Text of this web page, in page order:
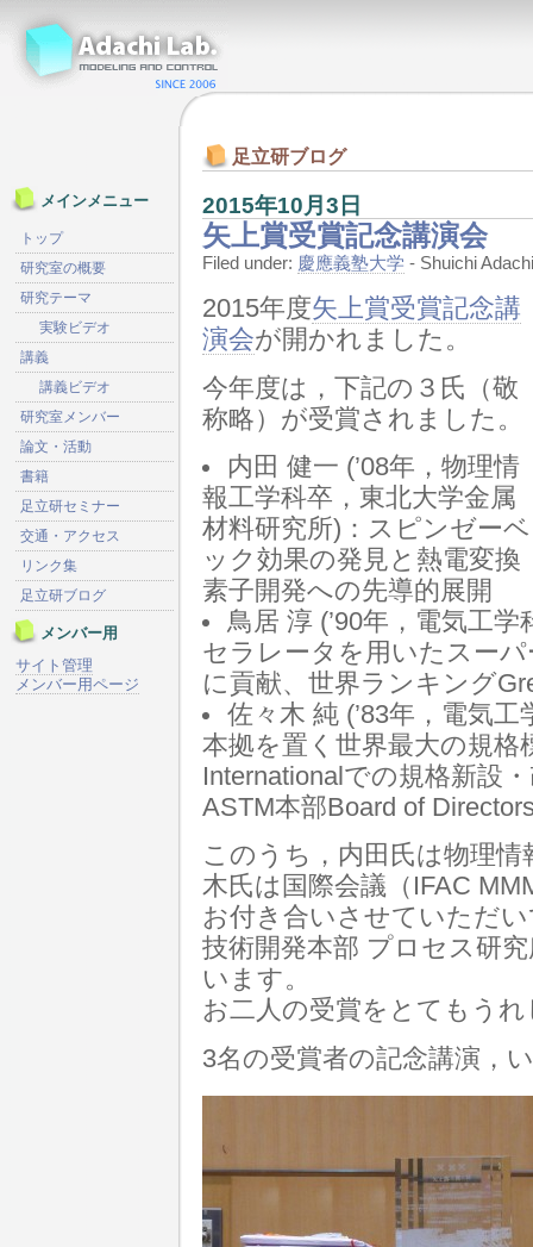
足立研ブログ
2015年10月3日
矢上賞受賞記念講演会
Filed under: 慶應義塾大学 - Shuichi
2015年度矢上賞受賞記念講
演会が開かれました。
今年度は，下記の３氏（敬
称略）が受賞されました。
内田 健一 (’08年，物理情
報工学科卒，東北大学金属
材料研究所)：スピンゼーベ
ック効果の発見と熱電変換
素子開発への先導的展開
鳥居 淳 (’90年，電気工
セラレータを用いたスー
に貢献、世界ランキング
佐々木 純 (’83年，電気
本拠を置く世界最大の規
Internationalでの規格新設
ASTM本部Board of
このうち，内田氏は物理
木氏は国際会議（IFAC
お付き合いさせていただ
技術開発本部 プロセス研
います。
お二人の受賞をとてもう
3名の受賞者の記念講演，
メインメニュー
トップ
研究室の概要
研究テーマ
実験ビデオ
講義
講義ビデオ
研究室メンバー
論文・活動
書籍
足立研セミナー
交通・アクセス
リンク集
足立研ブログ
メンバー用
サイト管理
メンバー用ページ